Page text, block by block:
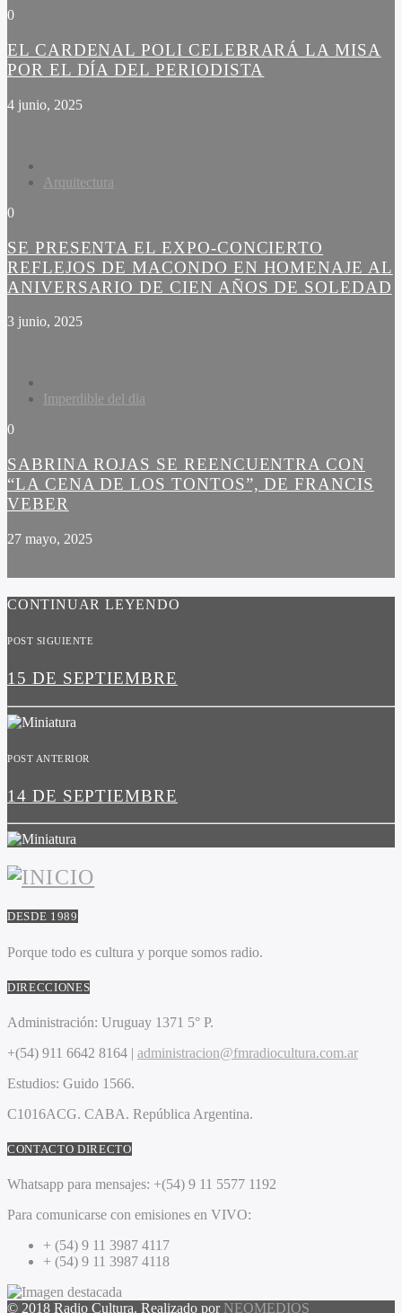
0
EL CARDENAL POLI CELEBRARÁ LA MISA
POR EL DÍA DEL PERIODISTA
4 junio, 2025
Arquitectura
0
SE PRESENTA EL EXPO-CONCIERTO
REFLEJOS DE MACONDO EN HOMENAJE AL
ANIVERSARIO DE CIEN AÑOS DE SOLEDAD
3 junio, 2025
Imperdible del dia
0
SABRINA ROJAS SE REENCUENTRA CON
“LA CENA DE LOS TONTOS”, DE FRANCIS
VEBER
27 mayo, 2025
CONTINUAR LEYENDO
POST SIGUIENTE
15 DE SEPTIEMBRE
POST ANTERIOR
14 DE SEPTIEMBRE
DESDE 1989
Porque todo es cultura y porque somos radio.
DIRECCIONES
Administración: Uruguay 1371 5° P.
+(54) 911 6642 8164 | administracion@fmradiocultura.com.ar
Estudios: Guido 1566.
C1016ACG. CABA. República Argentina.
CONTACTO DIRECTO
Whatsapp para mensajes: +(54) 9 11 5577 1192
Para comunicarse con emisiones en VIVO:
+ (54) 9 11 3987 4117
+ (54) 9 11 3987 4118
© 2018 Radio Cultura. Realizado por NEOMEDIOS